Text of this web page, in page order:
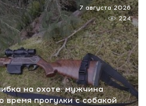
на охоте: мужчина
время прогулки с собакой
7 августа 2026
224